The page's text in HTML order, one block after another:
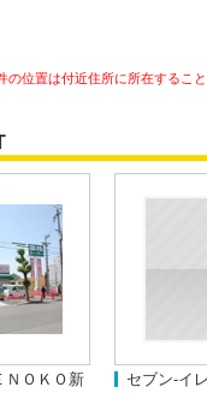
位置は付近住所に所在するこ
ＮＯＫＯ新
セブン-イ